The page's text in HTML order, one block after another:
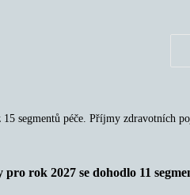
segmentů péče. Příjmy zdravotních
rok 2027 se dohodlo 11